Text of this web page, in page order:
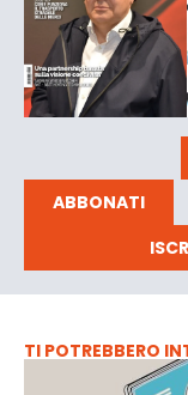
ABBONATI
TI POTREBBERO